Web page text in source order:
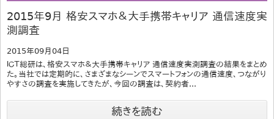
2015年9月 格安スマホ＆大手携帯キャリア 通信速度実
測調査
2015年09月04日
ＩＣＴ総研は、格安スマホ＆大手携帯キャリア 通信速度実測調査の結果をまとめ
た。当社では定期的に、さまざまなシーンでスマートフォンの通信速度、つながり
やすさの調査を実施してきたが、今回の調査は、契約者...
続きを読む